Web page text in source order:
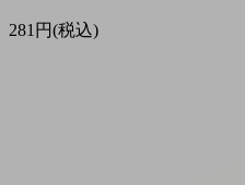
281円(税込)